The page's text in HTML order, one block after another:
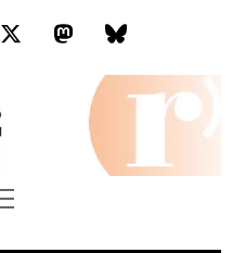
TwitterMastodonBluesky
Menu